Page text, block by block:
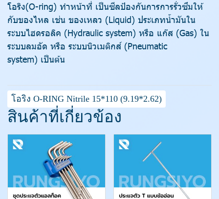
โอริง(O-ring) ทำหน้าที่ เป็นซีลป้องกันการการรั่วซึมให้
กับของไหล เช่น ของเหลว (Liquid) ประเภทน้ำมันใน
ระบบไฮดรอลิค (Hydraulic system) หรือ แก๊ส (Gas) ใน
ระบบลมอัด หรือ ระบบนิวเมติกส์ (Pneumatic
system) เป็นต้น
โอริง O-RING Nitrile 15*110 (9.19*2.62)
สินค้าที่เกี่ยวข้อง